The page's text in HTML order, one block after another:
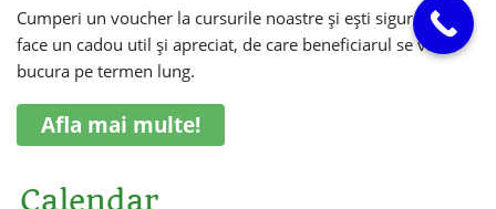
Cumperi un voucher la cursurile noastre și ești sigur că vei
face un cadou util și apreciat, de care beneficiarul se va
bucura pe termen lung.
Afla mai multe!
Calendar